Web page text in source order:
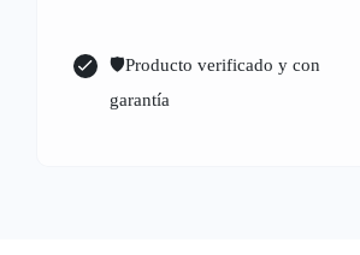
🛡Producto verificado y con
garantía